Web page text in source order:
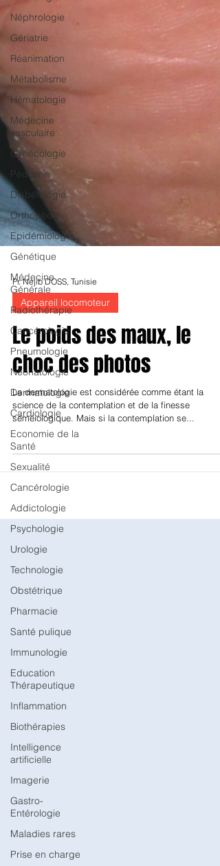
Néphrologie
Gériatrie
Réanimation
Métabolisme
Hématologie
Médecine
vasculaire
Gynécologie
Pédiatrie
Diabétologie
Orthopédie
Epidémiologie
Génétique
Médecine
Générale
Radiothérapie
Cancérologie
Pneumologie
Néonatologie
Dermatologie
Cardiologie
Economie de la
Santé
Sexualité
Cancérologie
Addictologie
Psychologie
Urologie
Technologie
Obstétrique
Pharmacie
Santé pulique
Immunologie
Education
Thérapeutique
Inflammation
Biothérapies
Intelligence
artificielle
Imagerie
Gastro-
Entérologie
Maladies rares
Prise en charge
Pr. Nejib DOSS, Tunisie
Appareil locomoteur
Le poids des maux, le
choc des photos
La dermatologie est considérée comme étant la
science de la contemplation et de la finesse
séméiologique. Mais si la contemplation se...